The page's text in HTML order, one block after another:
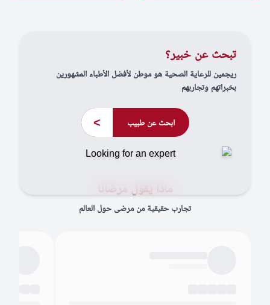
تبحث عن خبير؟
ريجمين للرعاية الصحية هو موطن لأفضل الأطباء المشهورين
بخبراتهم وتجاربهم
ابحث عن طبيب >
ماذا يقول مرضانا
تجارب حقيقية من مرضى حول العالم